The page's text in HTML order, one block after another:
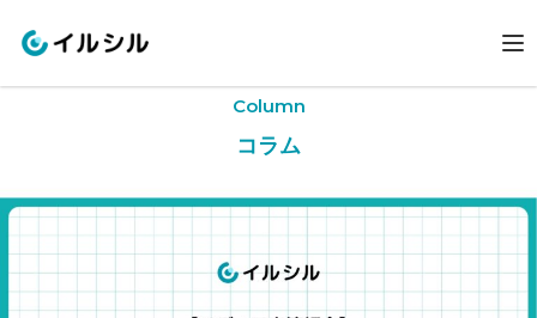
Column
コラム